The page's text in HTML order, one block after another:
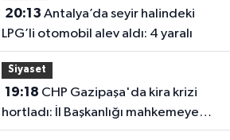
20:13
LPG’li otomobil alev aldı: 4 yaralı
Siyaset
19:18
hortladı: İl Başkanlığı mahkemeye
gitti